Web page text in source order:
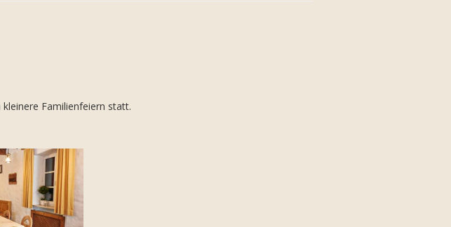
Familienfeiern statt.